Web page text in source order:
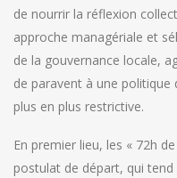
de nourrir la réflexion
approche managériale et
de la gouvernance locale,
de paravent à une politique
plus en plus restrictive.
En premier lieu, les « 72h
postulat de départ, qui